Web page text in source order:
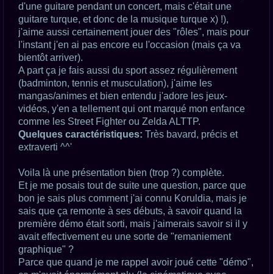
d'une guitare pendant un concert, mais c'était une
guitare turque, et donc de la musique turque x) !),
j'aime aussi certainement jouer des "rôles", mais pour
l'instant j'en ai pas encore eu l'occasion (mais ça va
bientôt arriver).
A part ça je fais aussi du sport assez régulièrement
(badminton, tennis et musculation), j'aime les
mangas/animes et bien entendu j'adore les jeux-
vidéos, y'en a tellement qui ont marqué mon enfance
comme les Street Fighter ou Zelda ALTTP.
Quelques caractéristiques: Très bavard, précis et
extraverti ^^'
Voila là une présentation bien (trop ?) complète.
Et je me posais tout de suite une question, parce que
bon je sais plus comment j'ai connu Koruldia, mais je
sais que ça remonte à ses débuts, à savoir quand la
première démo était sorti, mais j'aimerais savoir si il y
avait effectivement eu une sorte de "remaniement
graphique" ?
Parce que quand je me rappel avoir joué cette "démo",